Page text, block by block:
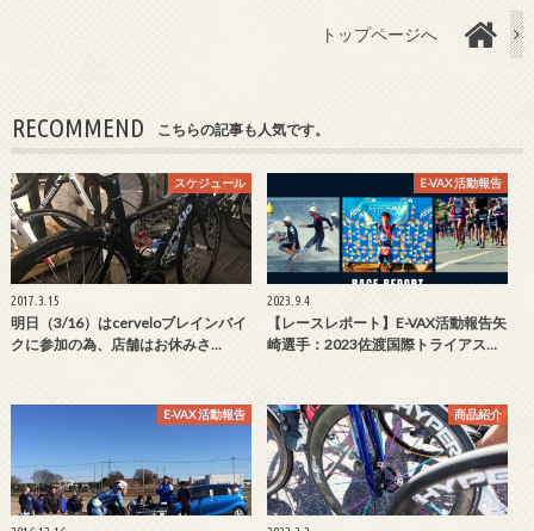
トップページへ
RECOMMEND こちらの記事も人気です。
スケジュール
2017.3.15
明日（3/16）はcerveloブレインバイ
クに参加の為、店舗はお休みさ…
E-VAX 活動報告
2023.9.4
【レースレポート】E-VAX活動報告矢
崎選手：2023佐渡国際トライアス…
E-VAX 活動報告 商品紹介